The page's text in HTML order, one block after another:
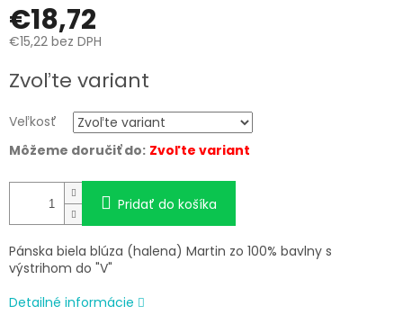
€18,72
€15,22 bez DPH
cena:
Zvoľte variant
Veľkosť
Môžeme doručiť do: Zvoľte variant
Pridať do košíka
Pánska biela blúza (halena) Martin zo 100% bavlny s
výstrihom do "V"
Detailné informácie